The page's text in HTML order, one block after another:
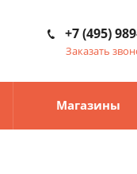
+7 (495)
Заказать
Магазины